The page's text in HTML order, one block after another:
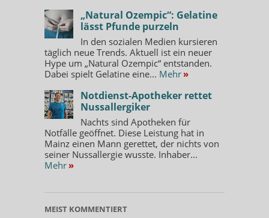
„Natural Ozempic“: Gelatine
lässt Pfunde purzeln
In den sozialen Medien kursieren
täglich neue Trends. Aktuell ist ein neuer
Hype um „Natural Ozempic“ entstanden.
Dabei spielt Gelatine eine... Mehr »
Notdienst-Apotheker rettet
Nussallergiker
Nachts sind Apotheken für
Notfälle geöffnet. Diese Leistung hat in
Mainz einen Mann gerettet, der nichts von
seiner Nussallergie wusste. Inhaber...
Mehr »
MEIST KOMMENTIERT